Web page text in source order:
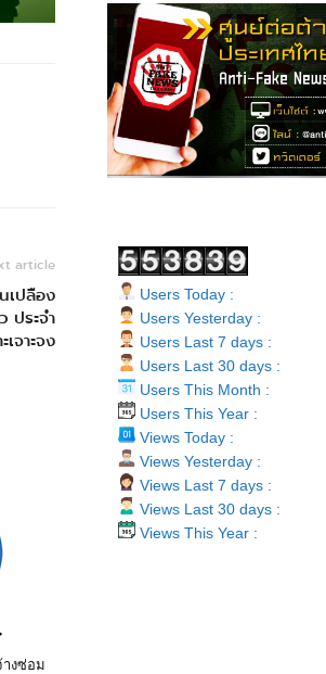
article
เปลือง
ประจำ
จาะจง
างซ่อม
Users Today :
Users Yesterday :
Users Last 7 days :
Users Last 30 days :
Users This Month :
Users This Year :
Views Today :
Views Yesterday :
Views Last 7 days :
Views Last 30 days :
Views This Year :